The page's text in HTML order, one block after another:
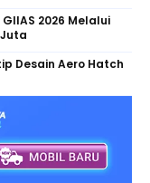
2026 Melalui
Desain Aero Hatch